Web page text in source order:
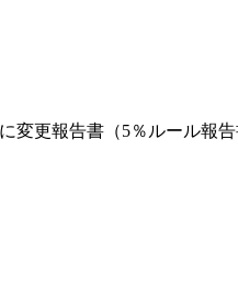
変更報告書（5％ルール報